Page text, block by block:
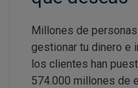
Millones de
gestionar tu dinero e
los clientes han
574.000 millones de